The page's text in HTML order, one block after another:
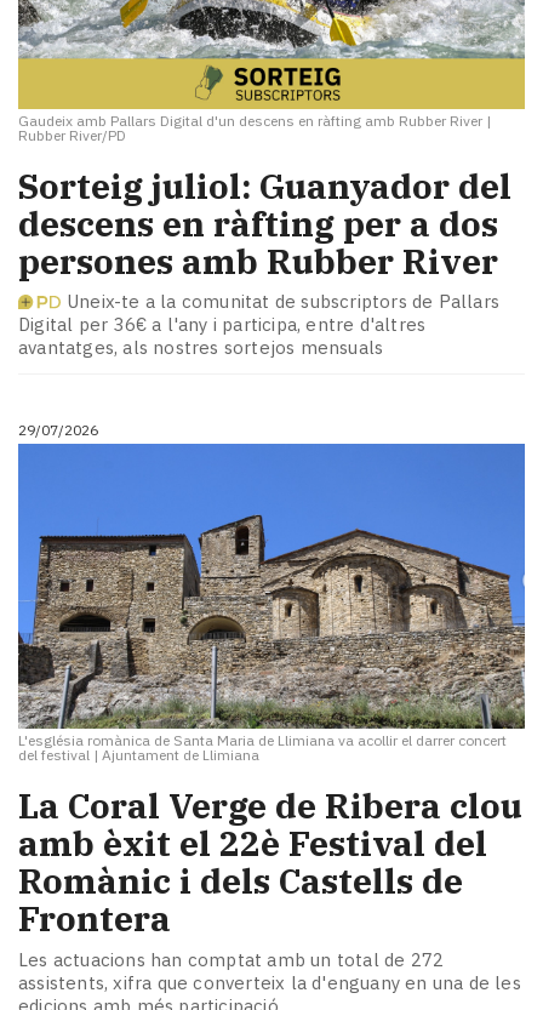
Gaudeix amb Pallars Digital d'un descens en ràfting amb Rubber River |
Rubber River/PD
Sorteig juliol: Guanyador del
descens en ràfting per a dos
persones amb Rubber River
Uneix-te a la comunitat de subscriptors de Pallars
Digital per 36€ a l'any i participa, entre d'altres
avantatges, als nostres sortejos mensuals
29/07/2026
L'església romànica de Santa Maria de Llimiana va acollir el darrer concert
del festival | Ajuntament de Llimiana
La Coral Verge de Ribera clou
amb èxit el 22è Festival del
Romànic i dels Castells de
Frontera
Les actuacions han comptat amb un total de 272
assistents, xifra que converteix la d'enguany en una de les